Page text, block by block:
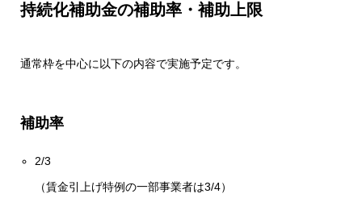
持続化補助金の補助率・補助上限
通常枠を中心に以下の内容で実施予定です。
補助率
2/3
（賃金引上げ特例の一部事業者は3/4）